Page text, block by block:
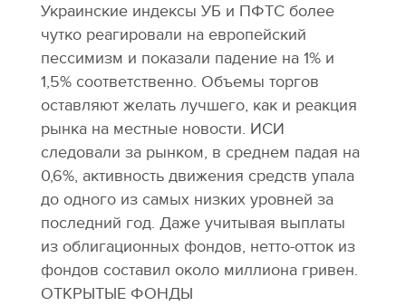
Украинские индексы УБ и ПФТС более
чутко реагировали на европейский
пессимизм и показали падение на 1% и
1,5% соответственно. Объемы торгов
оставляют желать лучшего, как и реакция
рынка на местные новости. ИСИ
следовали за рынком, в среднем падая на
0,6%, активность движения средств упала
до одного из самых низких уровней за
последний год. Даже учитывая выплаты
из облигационных фондов, нетто-отток из
фондов составил около миллиона гривен.
ОТКРЫТЫЕ ФОНДЫ